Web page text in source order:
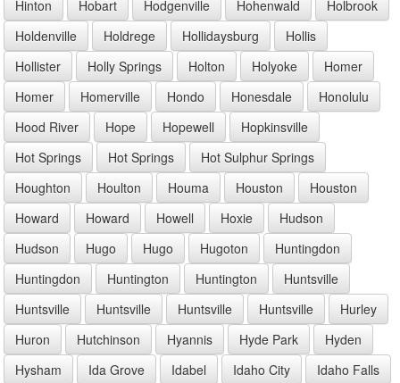
Hinton
Hobart Hodgenville Hohenwald
Holbrook
Holdenville
Holdrege Hollidaysburg
Hollis
Hollister
Holly Springs Holton Holyoke
Homer
Homer
Homerville Hondo Honesdale
Honolulu
Hood River
Hope Hopewell
Hopkinsville
Hot Springs
Hot Springs
Hot Sulphur Springs
Houghton
Houlton Houma Houston
Houston
Howard
Howard Howell Hoxie
Hudson
Hudson
Hugo Hugo Hugoton
Huntingdon
Huntingdon
Huntington Huntington
Huntsville
Huntsville
Huntsville Huntsville Huntsville
Hurley
Huron
Hutchinson Hyannis Hyde Park
Hyden
Hysham
Ida Grove Idabel Idaho City
Idaho Falls